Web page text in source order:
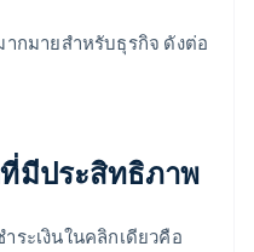
ากมายสำหรับธุรกิจ ดังต่อ
มีประสิทธิภาพ
ระเงินในคลิกเดียวคือ